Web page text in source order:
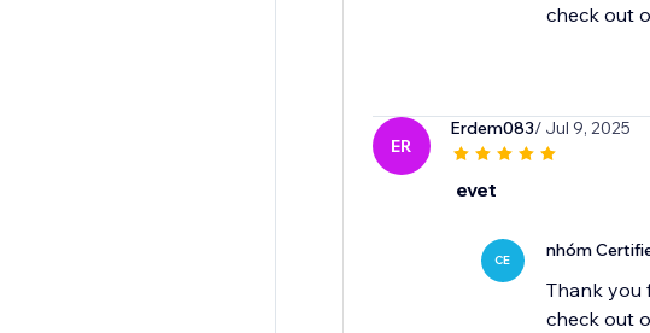
check out
ER
Erdem083/ Jul 9, 2025
evet
CE nhóm
Thank you
check out